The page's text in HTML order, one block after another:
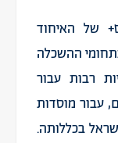
של האיחוד
ההשכלה
רבות עבור
עבור מוסדות
בכללותה.